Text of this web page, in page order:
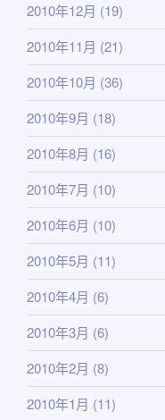
2010年12月 (19)
2010年11月 (21)
2010年10月 (36)
2010年9月 (18)
2010年8月 (16)
2010年7月 (10)
2010年6月 (10)
2010年5月 (11)
2010年4月 (6)
2010年3月 (6)
2010年2月 (8)
2010年1月 (11)